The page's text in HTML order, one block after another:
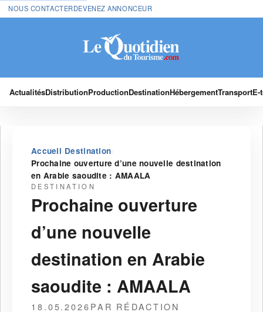
NOUS CONTACTERDEVENEZ ANNONCEUR
ActualitésDistributionProductionDestinationHébergementTransport
Accueil›Destination›
Prochaine ouverture d’une nouvelle destination
en Arabie saoudite : AMAALA
DESTINATION
Prochaine ouverture
d’une nouvelle
destination en Arabie
saoudite : AMAALA
18.05.2026PAR RÉDACTION